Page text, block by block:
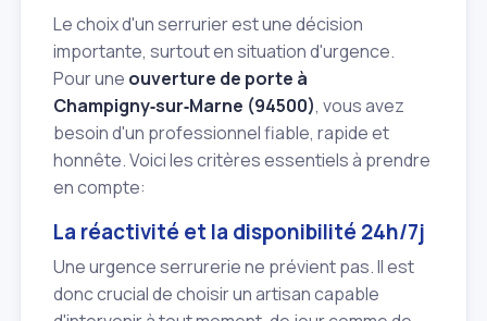
Le choix d'un serrurier est une décision
importante, surtout en situation d'urgence.
Pour une ouverture de porte à
Champigny‑sur‑Marne (94500), vous avez
besoin d'un professionnel fiable, rapide et
honnête. Voici les critères essentiels à prendre
en compte:
La réactivité et la disponibilité 24h/7j
Une urgence serrurerie ne prévient pas. Il est
donc crucial de choisir un artisan capable